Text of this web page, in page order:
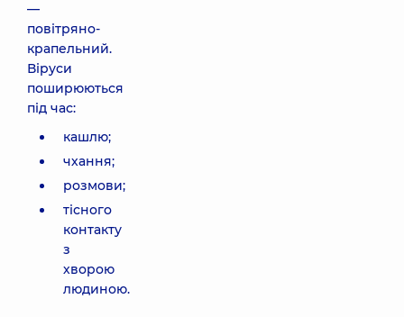
—
повітряно-
крапельний.
Віруси
поширюються
під час:
кашлю;
чхання;
розмови;
тісного
контакту
з
хворою
людиною.